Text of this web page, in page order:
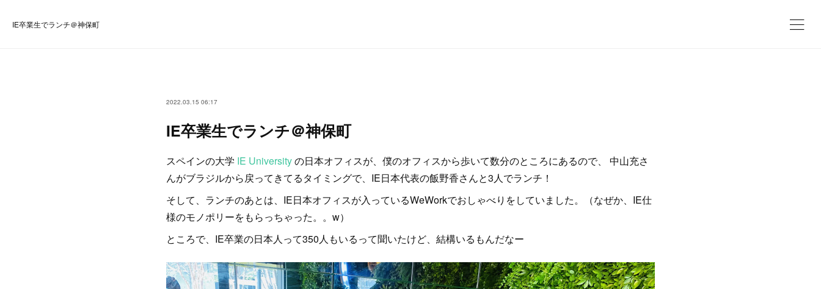
IE卒業生でランチ＠神保町
2022.03.15 06:17
IE卒業生でランチ＠神保町
スペインの大学 IE Universityの日本オフィスが、僕のオフィスから歩いて数分のところにあるので、 中山充さ
んがブラジルから戻ってきてるタイミングで、IE日本代表の飯野香さんと3人でランチ！
そして、ランチのあとは、IE日本オフィスが入っているWeWorkでおしゃべりをしていました。（なぜか、IE仕
様のモノポリーをもらっちゃった。。w）
ところで、IE卒業の日本人って350人もいるって聞いたけど、結構いるもんだなー